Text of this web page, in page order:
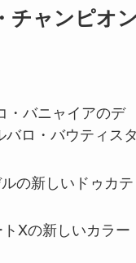
チャンピオ
・バニャイアのデ
バロ・バウティス
の新しいドゥカテ
Xの新しいカラー